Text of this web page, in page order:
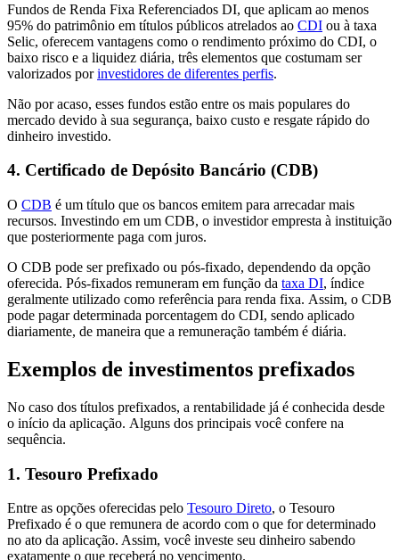
Fundos de Renda Fixa Referenciados DI, que aplicam ao menos
95% do patrimônio em títulos públicos atrelados ao CDI ou à taxa
Selic, oferecem vantagens como o rendimento próximo do CDI, o
baixo risco e a liquidez diária, três elementos que costumam ser
valorizados porinvestidores de diferentes perfis.
Não por acaso, esses fundos estão entre os mais populares do
mercado devido à sua segurança, baixo custo e resgate rápido do
dinheiro investido.
4. Certificado de Depósito Bancário (CDB)
O CDB é um título que os bancos emitem para arrecadar mais
recursos. Investindo em um CDB, o investidor empresta à instituição
que posteriormente paga com juros.
O CDB pode ser prefixado ou pós-fixado, dependendo da opção
oferecida. Pós-fixados remuneram em função da taxa DI, índice
geralmente utilizado como referência para renda fixa. Assim, o CDB
pode pagar determinada porcentagem do CDI, sendo aplicado
diariamente, de maneira que a remuneração também é diária.
Exemplos de investimentos prefixados
No caso dos títulos prefixados, a rentabilidade já é conhecida desde
o início da aplicação. Alguns dos principais você confere na
sequência.
1. Tesouro Prefixado
Entre as opções oferecidas pelo Tesouro Direto, o Tesouro
Prefixado é o que remunera de acordo com o que for determinado
no ato da aplicação. Assim, você investe seu dinheiro sabendo
exatamente o que receberá no vencimento.